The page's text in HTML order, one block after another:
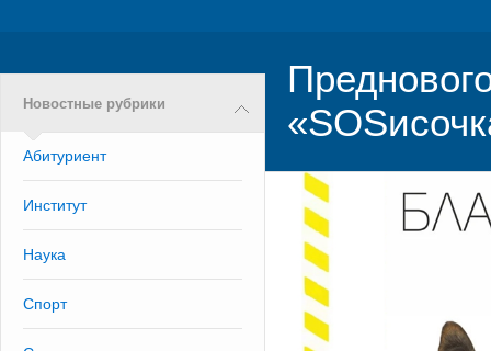
Новостные рубрики
Абитуриент
Институт
Наука
Спорт